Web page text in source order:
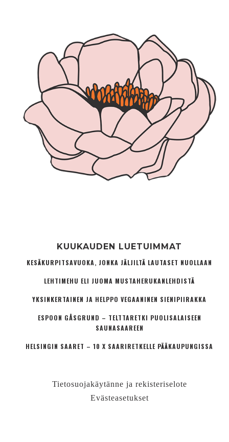
KUUKAUDEN LUETUIMMAT
KESÄKURPITSAVUOKA, JONKA JÄLJILTÄ LAUTASET NUOLLAAN
LEHTIMEHU ELI JUOMA MUSTAHERUKANLEHDISTÄ
YKSINKERTAINEN JA HELPPO VEGAANINEN SIENIPIIRAKKA
ESPOON GÅSGRUND – TELTTARETKI PUOLISALAISEEN
SAUNASAAREEN
HELSINGIN SAARET – 10 X SAARIRETKELLE PÄÄKAUPUNGISSA
Tietosuojakäytänne ja rekisteriselote
Evästeasetukset